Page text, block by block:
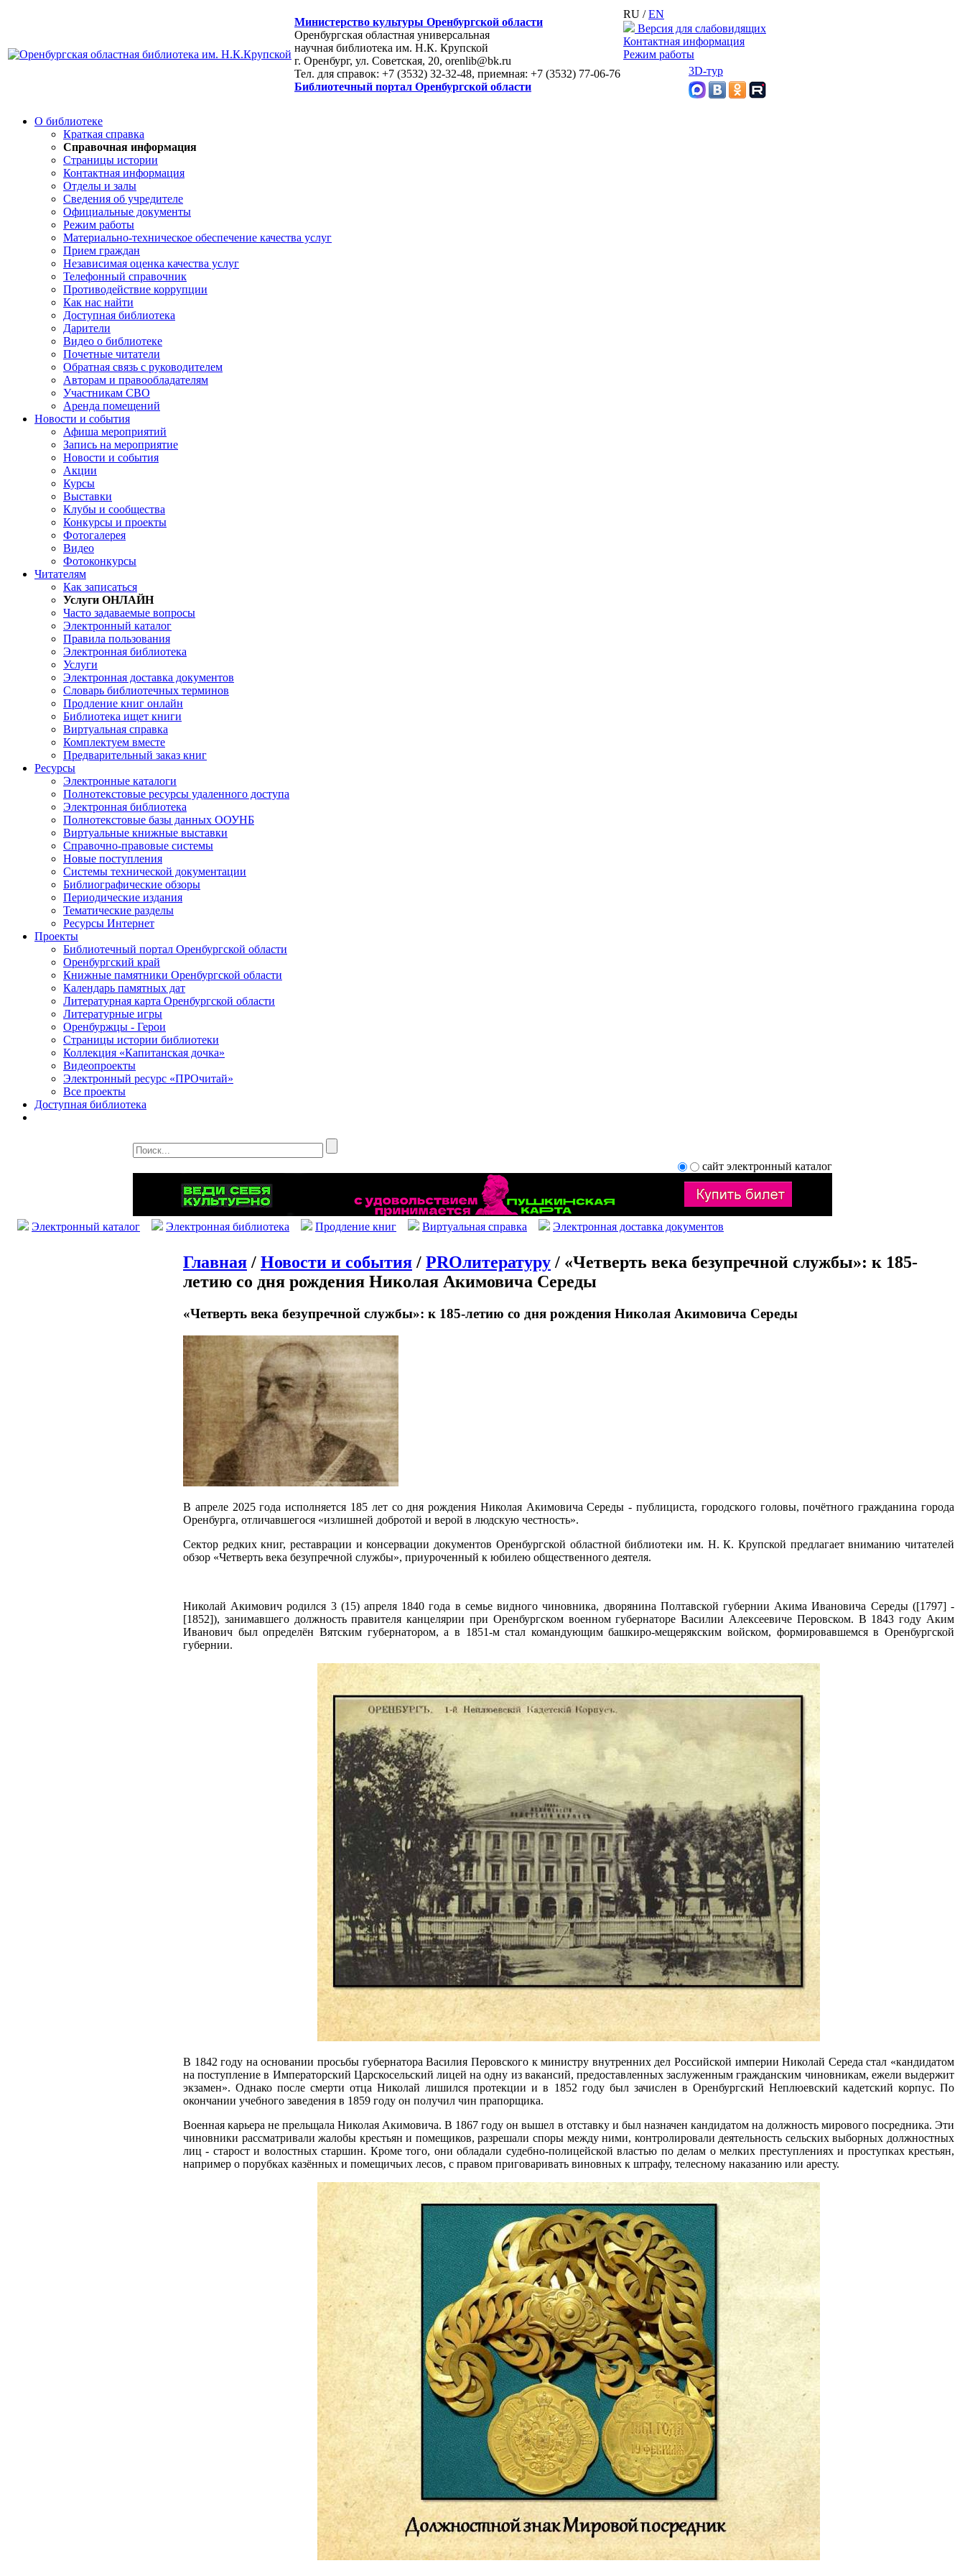
Министерство культуры Оренбургской области
Оренбургская областная универсальная
научная библиотека им. Н.К. Крупской
г. Оренбург, ул. Советская, 20, orenlib@bk.ru
Тел. для справок: +7 (3532) 32-32-48, приемная: +7 (3532) 77-06-76
Библиотечный портал Оренбургской области
RU /EN
Версия для слабовидящих
Контактная информация
Режим работы
3D-тур
О библиотеке
Краткая справка
Справочная информация
Страницы истории
Контактная информация
Отделы и залы
Сведения об учредителе
Официальные документы
Режим работы
Материально-техническое обеспечение качества услуг
Прием граждан
Независимая оценка качества услуг
Телефонный справочник
Противодействие коррупции
Как нас найти
Доступная библиотека
Дарители
Видео о библиотеке
Почетные читатели
Обратная связь с руководителем
Авторам и правообладателям
Участникам СВО
Аренда помещений
Новости и события
Афиша мероприятий
Запись на мероприятие
Новости и события
Акции
Курсы
Выставки
Клубы и сообщества
Конкурсы и проекты
Фотогалерея
Видео
Фотоконкурсы
Читателям
Как записаться
Услуги ОНЛАЙН
Часто задаваемые вопросы
Электронный каталог
Правила пользования
Электронная библиотека
Услуги
Электронная доставка документов
Словарь библиотечных терминов
Продление книг онлайн
Библиотека ищет книги
Виртуальная справка
Комплектуем вместе
Предварительный заказ книг
Ресурсы
Электронные каталоги
Полнотекстовые ресурсы удаленного доступа
Электронная библиотека
Полнотекстовые базы данных ООУНБ
Виртуальные книжные выставки
Справочно-правовые системы
Новые поступления
Cистемы технической документации
Библиографические обзоры
Периодические издания
Тематические разделы
Ресурсы Интернет
Проекты
Библиотечный портал Оренбургской области
Оренбургский край
Книжные памятники Оренбургской области
Календарь памятных дат
Литературная карта Оренбургской области
Литературные игры
Оренбуржцы - Герои
Страницы истории библиотеки
Коллекция «Капитанская дочка»
Видеопроекты
Электронный ресурс «ПРОчитай»
Все проекты
Доступная библиотека
сайт электронный каталог
Электронный каталог Электронная библиотека Продление книг Виртуальная справка Электронная доставка документов
Главная / Новости и события / PROлитературу / «Четверть века безупречной службы»: к 185-
летию со дня рождения Николая Акимовича Середы
«Четверть века безупречной службы»: к 185-летию со дня рождения Николая Акимовича Середы
В апреле 2025 года исполняется 185 лет со дня рождения Николая Акимовича Середы - публициста, городского головы, почётного гражданина города
Оренбурга, отличавшегося «излишней добротой и верой в людскую честность».
Сектор редких книг, реставрации и консервации документов Оренбургской областной библиотеки им. Н. К. Крупской предлагает вниманию читателей
обзор «Четверть века безупречной службы», приуроченный к юбилею общественного деятеля.
Николай Акимович родился 3 (15) апреля 1840 года в семье видного чиновника, дворянина Полтавской губернии Акима Ивановича Середы ([1797] -
[1852]), занимавшего должность правителя канцелярии при Оренбургском военном губернаторе Василии Алексеевиче Перовском. В 1843 году Аким
Иванович был определён Вятским губернатором, а в 1851-м стал командующим башкиро-мещерякским войском, формировавшемся в Оренбургской
губернии.
В 1842 году на основании просьбы губернатора Василия Перовского к министру внутренних дел Российской империи Николай Середа стал «кандидатом
на поступление в Императорский Царскосельский лицей на одну из вакансий, предоставленных заслуженным гражданским чиновникам, ежели выдержит
экзамен». Однако после смерти отца Николай лишился протекции и в 1852 году был зачислен в Оренбургский Неплюевский кадетский корпус. По
окончании учебного заведения в 1859 году он получил чин прапорщика.
Военная карьера не прельщала Николая Акимовича. В 1867 году он вышел в отставку и был назначен кандидатом на должность мирового посредника. Эти
чиновники рассматривали жалобы крестьян и помещиков, разрешали споры между ними, контролировали деятельность сельских выборных должностных
лиц - старост и волостных старшин. Кроме того, они обладали судебно-полицейской властью по делам о мелких преступлениях и проступках крестьян,
например о порубках казённых и помещичьих лесов, с правом приговаривать виновных к штрафу, телесному наказанию или аресту.